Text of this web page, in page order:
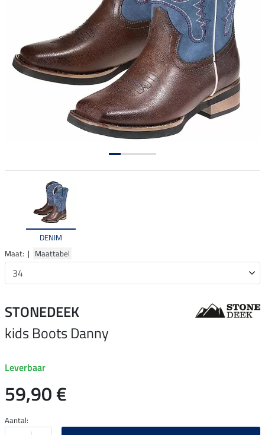
DENIM
Maat: | Maattabel
STONEDEEK
kids Boots Danny
Leverbaar
59,90 €
Aantal: